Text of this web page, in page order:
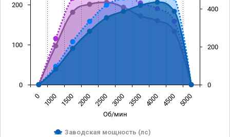
Об/мин
Заводская мощность (лс)
0 1000 1500 2000 2500 3000 3500 4000 4500 5000
0
100
200
0
200
400